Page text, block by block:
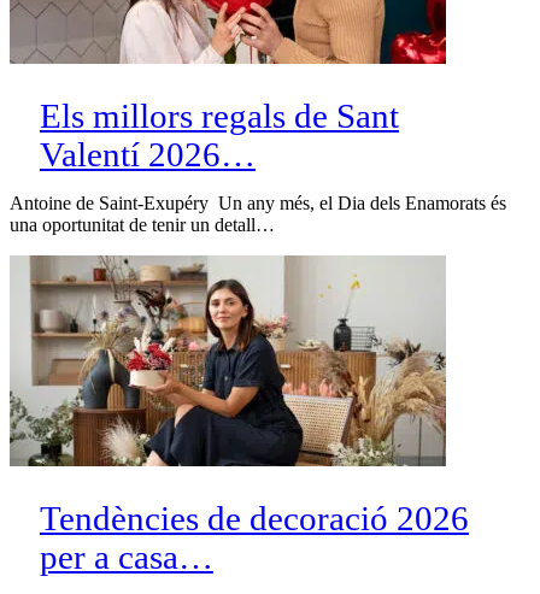
Els millors regals de Sant
Valentí 2026…
Antoine de Saint-Exupéry Un any més, el Dia dels Enamorats és
una oportunitat de tenir un detall…
Tendències de decoració 2026
per a casa…